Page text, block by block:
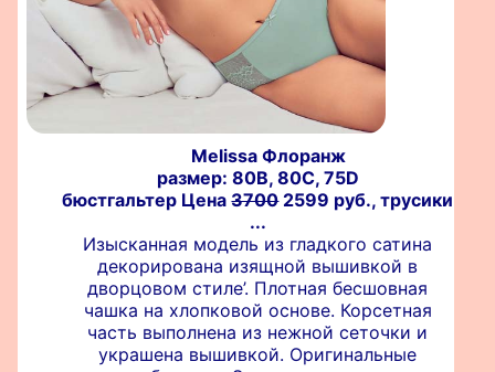
Melissa Флоранж
размер: 80B, 80C, 75D
бюстгальтер Цена37002599 руб., трусики
...
Изысканная модель из гладкого сатина
декорирована изящной вышивкой в
дворцовом стиле’. Плотная бесшовная
чашка на хлопковой основе. Корсетная
часть выполнена из нежной сеточки и
украшена вышивкой. Оригинальные